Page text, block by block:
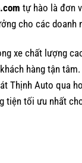
tự hào là đơn
cho các
xe chất lượng
hàng tận
Thịnh Auto qua
tiện tối ưu nhất